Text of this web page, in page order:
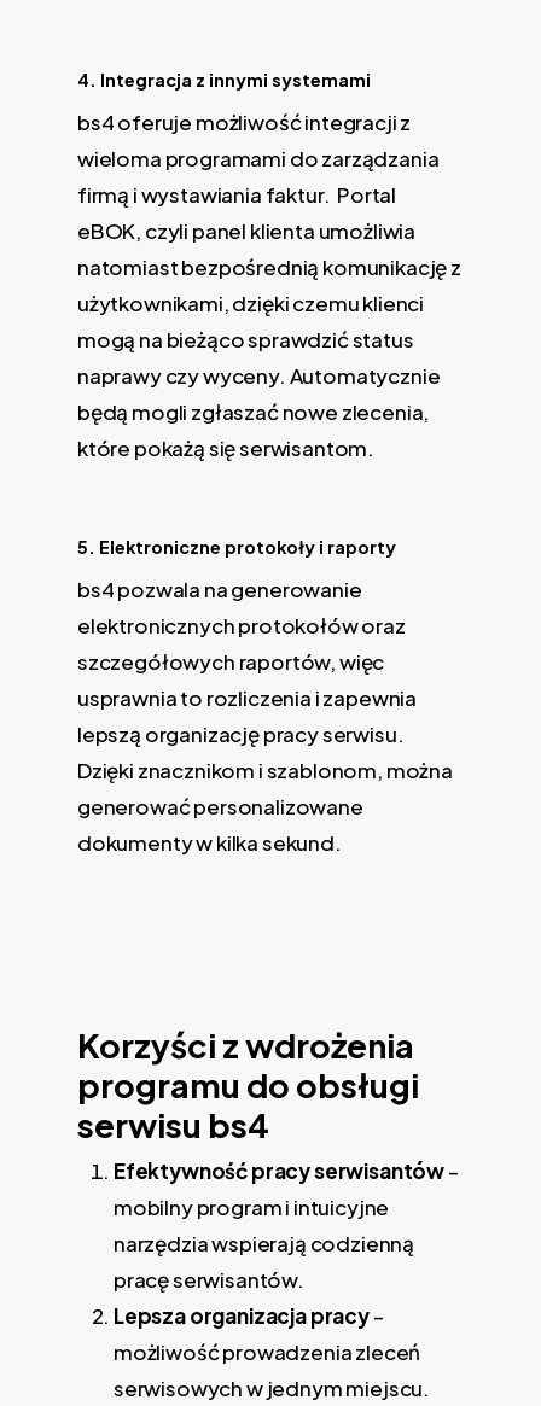
4. Integracja z innymi systemami
bs4 oferuje możliwość integracji z
wieloma programami do zarządzania
firmą i wystawiania faktur. Portal
eBOK, czyli panel klienta umożliwia
natomiast bezpośrednią komunikację z
użytkownikami, dzięki czemu klienci
mogą na bieżąco sprawdzić status
naprawy czy wyceny. Automatycznie
będą mogli zgłaszać nowe zlecenia,
które pokażą się serwisantom.
5. Elektroniczne protokoły i raporty
bs4 pozwala na generowanie
elektronicznych protokołów oraz
szczegółowych raportów, więc
usprawnia to rozliczenia i zapewnia
lepszą organizację pracy serwisu.
Dzięki znacznikom i szablonom, można
generować personalizowane
dokumenty w kilka sekund.
Korzyści z wdrożenia
programu do obsługi
serwisu bs4
Efektywność pracy serwisantów–
mobilny program i intuicyjne
narzędzia wspierają codzienną
pracę serwisantów.
Lepsza organizacja pracy–
możliwość prowadzenia zleceń
serwisowych w jednym miejscu.